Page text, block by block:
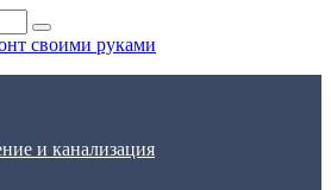
и канализация